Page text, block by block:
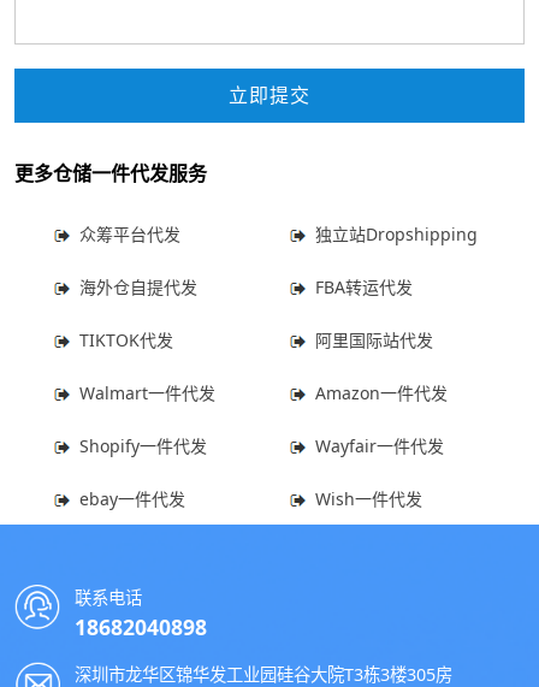
更多仓储一件代发服务
众筹平台代发 独立站Dropshipping
海外仓自提代发 FBA转运代发
TIKTOK代发 阿里国际站代发
Walmart一件代发 Amazon一件代发
Shopify一件代发 Wayfair一件代发
ebay一件代发 Wish一件代发
联系电话
18682040898
深圳市龙华区锦华发工业园硅谷大院T3栋3楼305房